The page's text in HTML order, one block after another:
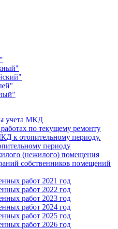
учета МКД
по текущему ремонту
к отопительному периоду.
периоду
(нежилого) помещения
собственников помещений
работ 2021 год
работ 2022 год
работ 2023 год
работ 2024 год
работ 2025 год
работ 2026 год